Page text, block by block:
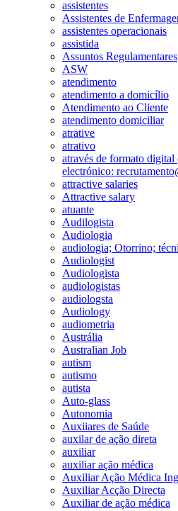
assistentes
Assistentes de
assistentes operacionais
assistida
Assuntos Regulamentares
ASW
atendimento
atendimento a domicílio
Atendimento ao Cliente
atendimento domiciliar
atrative
atrativo
através de formato
electrónico:
attractive salaries
Attractive salary
atuante
Audilogista
Audiologia
audiologia; Otorrino;
Audiologist
Audiologista
audiologistas
audiologsta
Audiology
audiometria
Austrália
Australian Job
autism
autismo
autista
Auto-glass
Autonomia
Auxiiares de Saúde
auxilar de ação direta
auxiliar
auxiliar ação médica
Auxiliar Ação Médica
Auxiliar Acção Directa
Auxiliar de ação médica